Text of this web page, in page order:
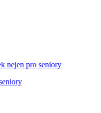
nejen pro seniory